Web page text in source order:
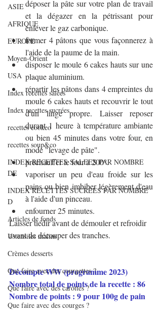
ASIE
AFRIQUE
EUROPE
Moyen-Orient
USA
Index recettes salées
Index recettes sucrées
recettes cookeo
recettes soup&co
INDEX RECETTES SALEES PAR NOMBRE
DE
INDEX RECETTES SUCREES PAR NOMBRE
D
Articles de fonds
Ustensiles malins
Crèmes desserts
Que faire avec des courgettes ?
Que faire avec des carottes ?
Que faire avec des courges ?
déposer la pâte sur votre plan de travail
et la dégazer en la pétrissant pour
enlever le gaz carbonique.
former 4 pâtons que vous façonnerez à
l'aide de la paume de la main.
disposer le moule 6 cakes hauts sur une
plaque aluminium.
répartir les pâtons dans 4 empreintes du
moule 6 cakes hauts et recouvrir le tout
d'un linge propre. Laisser reposer
durant 1 heure à température ambiante
ou bien 45 minutes dans votre four, en
mode "levage de pâte".
préchauffer le four à 200°.
vaporiser un peu d'eau froide sur les
pains ou bien imbiber légèrement d'eau
à l'aide d'un pinceau.
enfourner 25 minutes.
Laisser tiédir avant de démouler et refroidir
avant de découper des tranches.
Décompte WW (programme 2023)
Nombre total de points de la recette : 86
Nombre de points : 9 pour 100g de pain